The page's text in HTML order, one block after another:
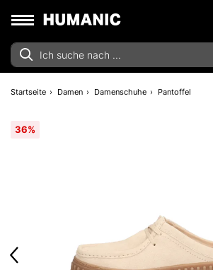
Startseite Damen Damenschuhe Pantoffel
36%